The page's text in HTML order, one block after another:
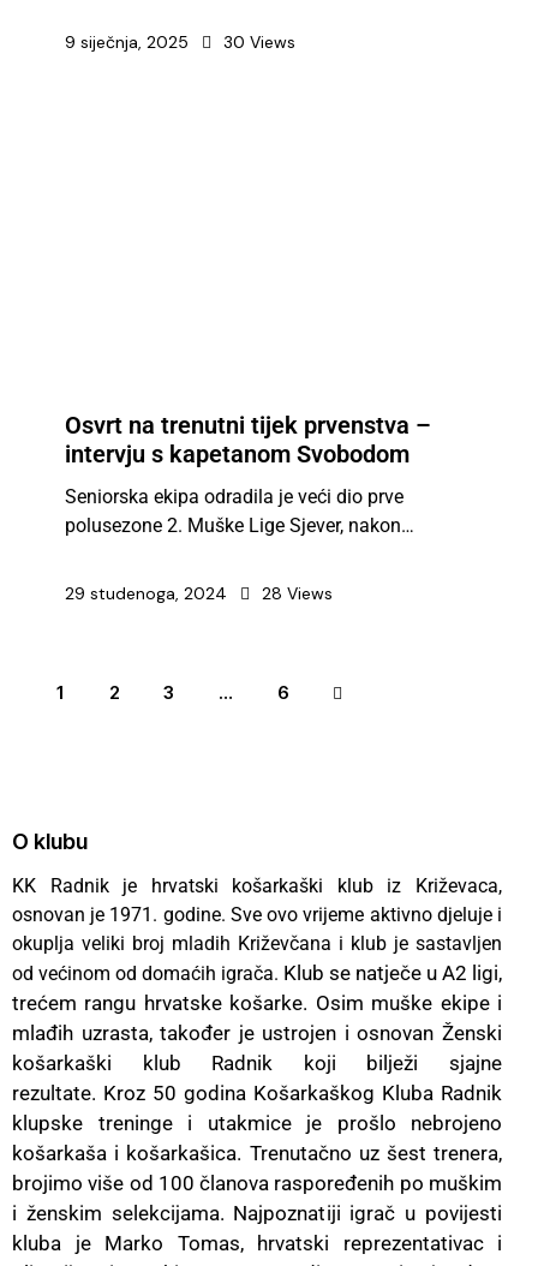
9 siječnja, 2025 30 Views
Osvrt na trenutni tijek prvenstva –
intervju s kapetanom Svobodom
Seniorska ekipa odradila je veći dio prve
polusezone 2. Muške Lige Sjever, nakon…
29 studenoga, 2024 28 Views
1 2 3 … 6
>
O klubu
KK Radnik je hrvatski košarkaški klub iz Križevaca,
osnovan je 1971. godine. Sve ovo vrijeme aktivno djeluje i
okuplja veliki broj mladih Križevčana i klub je sastavljen
od većinom od domaćih igrača. Klub se natječe u A2 ligi,
trećem rangu hrvatske košarke. Osim muške ekipe i
mlađih uzrasta, također je ustrojen i osnovan Ženski
košarkaški klub Radnik koji bilježi sjajne
rezultate. Kroz 50 godina Košarkaškog Kluba Radnik
klupske treninge i utakmice je prošlo nebrojeno
košarkaša i košarkašica. Trenutačno uz šest trenera,
brojimo više od 100 članova raspoređenih po muškim
i ženskim selekcijama. Najpoznatiji igrač u povijesti
kluba je Marko Tomas, hrvatski reprezentativac i